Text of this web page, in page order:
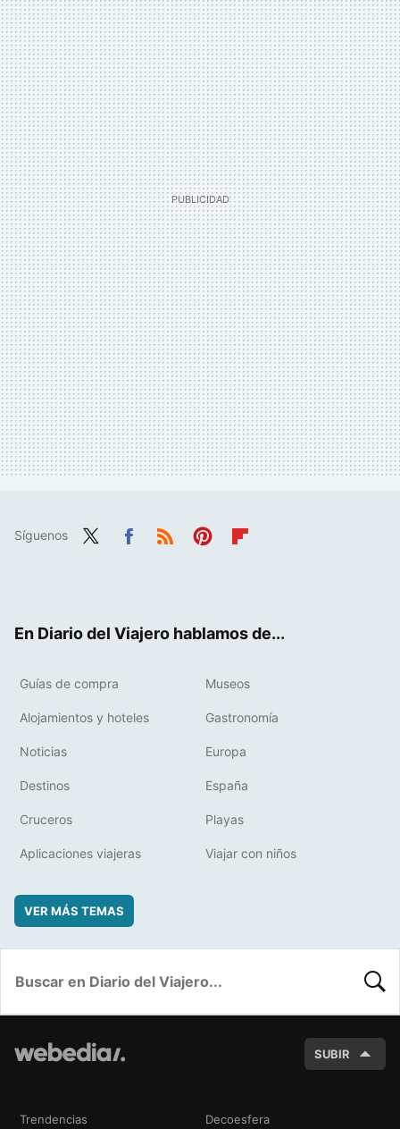
Síguenos
En Diario del Viajero hablamos de...
Guías de compra Museos
Alojamientos y hoteles Gastronomía
Noticias Europa
Destinos España
Cruceros Playas
Aplicaciones viajeras Viajar con niños
VER MÁS TEMAS
SUBIR
Trendencias Decoesfera